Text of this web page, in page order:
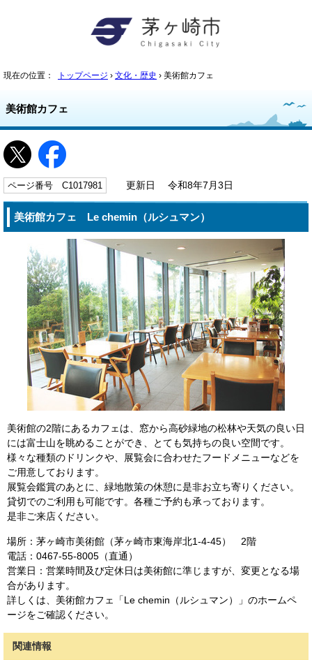
現在の位置： トップページ › 文化・歴史 › 美術館カフェ
美術館カフェ
ページ番号 C1017981 更新日 令和8年7月3日
美術館カフェ Le chemin（ルシュマン）
美術館の2階にあるカフェは、窓から高砂緑地の松林や天気の良い日
には富士山を眺めることができ、とても気持ちの良い空間です。
様々な種類のドリンクや、展覧会に合わせたフードメニューなどを
ご用意しております。
展覧会鑑賞のあとに、緑地散策の休憩に是非お立ち寄りください。
貸切でのご利用も可能です。各種ご予約も承っております。
是非ご来店ください。
場所：茅ヶ崎市美術館（茅ヶ崎市東海岸北1-4-45） 2階
電話：0467-55-8005（直通）
営業日：営業時間及び定休日は美術館に準じますが、変更となる場
合があります。
詳しくは、美術館カフェ「Le chemin（ルシュマン）」のホームペ
ージをご確認ください。
関連情報